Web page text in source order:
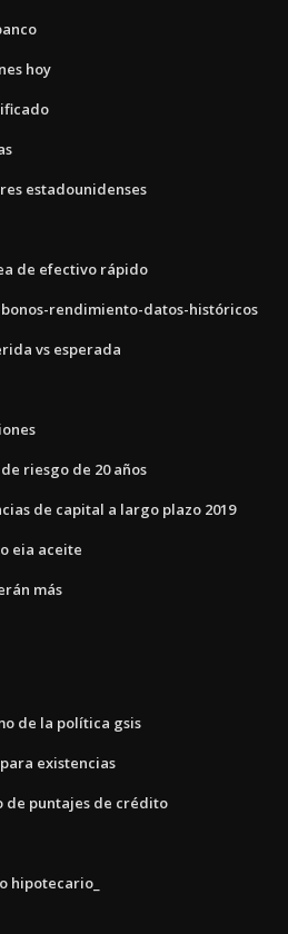
hoy
estadounidenses
de efectivo rápido
rendimiento-datos-históricos
vs esperada
riesgo de 20 años
de capital a largo plazo 2019
eia aceite
más
de la política gsis
existencias
de puntajes de crédito
hipotecario_